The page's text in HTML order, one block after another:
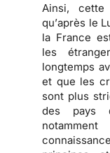
Ainsi,
qu’après le
la France
les
longtemps
et que les
sont plus
des pays